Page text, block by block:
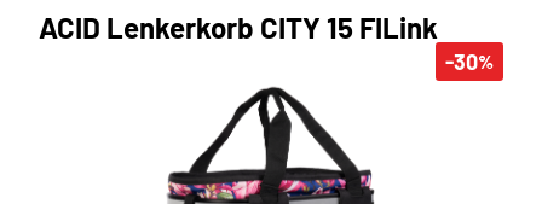
-30%
ACID Lenkerkorb CITY 15 FILink